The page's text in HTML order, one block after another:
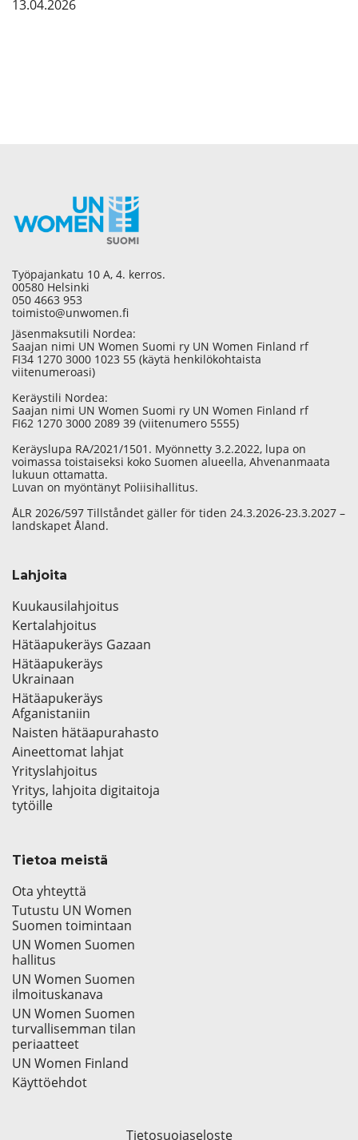
13.04.2026
Työpajankatu 10 A, 4. kerros.
00580 Helsinki
050 4663 953
toimisto@unwomen.fi
Jäsenmaksutili Nordea:
Saajan nimi UN Women Suomi ry UN Women Finland rf
FI34 1270 3000 1023 55 (käytä henkilökohtaista
viitenumeroasi)
Keräystili Nordea:
Saajan nimi UN Women Suomi ry UN Women Finland rf
FI62 1270 3000 2089 39 (viitenumero 5555)
Keräyslupa RA/2021/1501. Myönnetty 3.2.2022, lupa on
voimassa toistaiseksi koko Suomen alueella, Ahvenanmaata
lukuun ottamatta.
Luvan on myöntänyt Poliisihallitus.
ÅLR 2026/597 Tillståndet gäller för tiden 24.3.2026-23.3.2027 –
landskapet Åland.
Lahjoita
Kuukausilahjoitus
Kertalahjoitus
Hätäapukeräys Gazaan
Hätäapukeräys
Ukrainaan
Hätäapukeräys
Afganistaniin
Naisten hätäapurahasto
Aineettomat lahjat
Yrityslahjoitus
Yritys, lahjoita digitaitoja
tytöille
Tietoa meistä
Ota yhteyttä
Tutustu UN Women
Suomen toimintaan
UN Women Suomen
hallitus
UN Women Suomen
ilmoituskanava
UN Women Suomen
turvallisemman tilan
periaatteet
UN Women Finland
Käyttöehdot
Tietosuojaseloste